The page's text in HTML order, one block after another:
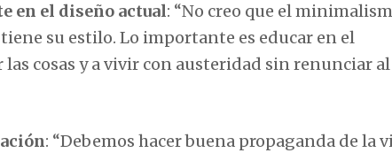
en el diseño actual: “No creo que el
su estilo. Lo importante es educar en el
cosas y a vivir con austeridad sin renunciar al
: “Debemos hacer buena propaganda de la